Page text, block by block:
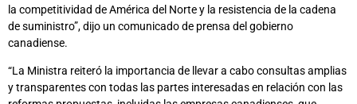
la competitividad de América del Norte y la resistencia de la cadena
de suministro”, dijo un comunicado de prensa del gobierno
canadiense.
“La Ministra reiteró la importancia de llevar a cabo consultas amplias
y transparentes con todas las partes interesadas en relación con las